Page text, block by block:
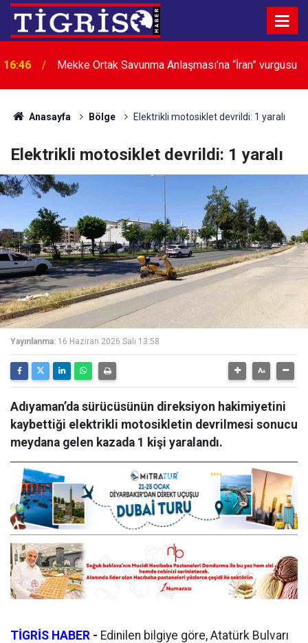
16:46 Mekke Ortak Savunma Anlaşması’na “İran” vurgusu
Anasayfa Bölge Elektrikli motosiklet devrildi: 1 yaralı
Elektrikli motosiklet devrildi: 1 yaralı
Yayınlanma: 16 Haziran 2026 Salı 13:58
Adıyaman’da sürücüsünün direksiyon hakimiyetini
kaybettiği elektrikli motosikletin devrilmesi sonucu
meydana gelen kazada 1 kişi yaralandı.
TİGRİS HABER - Edinilen bilgiye göre, Atatürk Bulvarı